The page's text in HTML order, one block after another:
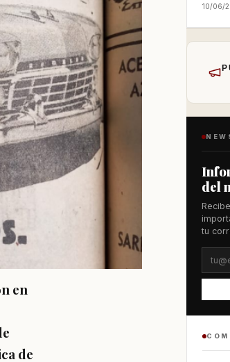
en
de
10/06/
del
tu